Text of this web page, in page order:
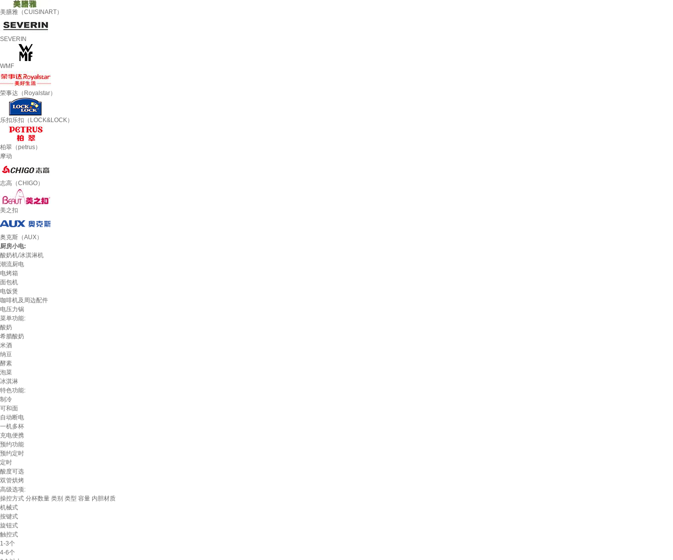
美膳雅（CUISINART）
SEVERIN
WMF
荣事达（Royalstar）
乐扣乐扣（LOCK&LOCK）
柏翠（petrus）
摩动
志高（CHIGO）
美之扣
奥克斯（AUX）
厨房小电:
酸奶机/冰淇淋机
潮流厨电
电烤箱
面包机
电饭煲
咖啡机及周边配件
电压力锅
菜单功能:
酸奶
希腊酸奶
米酒
纳豆
酵素
泡菜
冰淇淋
特色功能:
制冷
可和面
自动断电
一机多杯
充电便携
预约功能
预约定时
定时
酸度可选
双管烘烤
高级选项:
操控方式 分杯数量 类别 类型 容量 内胆材质
机械式
按键式
旋钮式
触控式
1-3个
4-6个